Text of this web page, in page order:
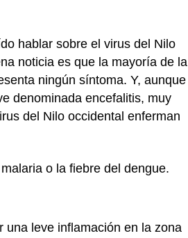
hablar sobre el virus del Nilo
noticia es que la mayoría de la
ningún síntoma. Y, aunque
denominada encefalitis, muy
del Nilo occidental enferman
o la fiebre del dengue.
una leve inflamación en la zona